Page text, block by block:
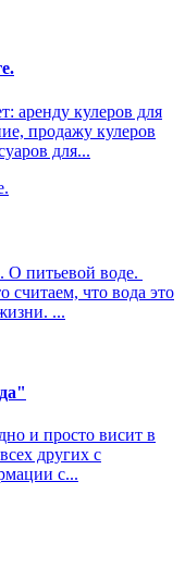
кулеров для
продажу кулеров
для...
О питьевой воде.
считаем, что вода это
...
и просто висит в
других с
с...